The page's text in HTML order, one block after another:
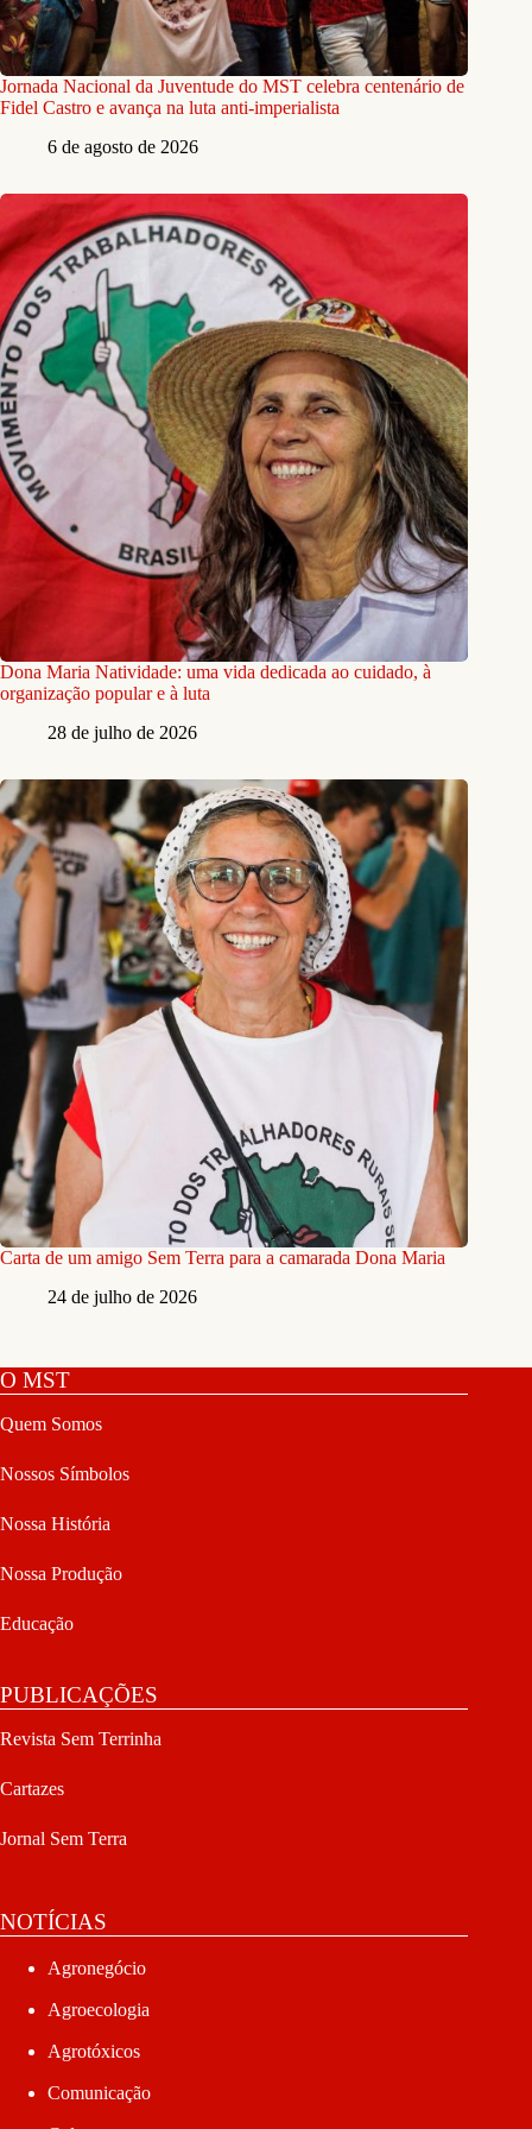
Jornada Nacional da Juventude do MST celebra centenário de
Fidel Castro e avança na luta anti-imperialista
6 de agosto de 2026
Dona Maria Natividade: uma vida dedicada ao cuidado, à
organização popular e à luta
28 de julho de 2026
Carta de um amigo Sem Terra para a camarada Dona Maria
24 de julho de 2026
O MST
Quem Somos
Nossos Símbolos
Nossa História
Nossa Produção
Educação
PUBLICAÇÕES
Revista Sem Terrinha
Cartazes
Jornal Sem Terra
NOTÍCIAS
Agronegócio
Agroecologia
Agrotóxicos
Comunicação